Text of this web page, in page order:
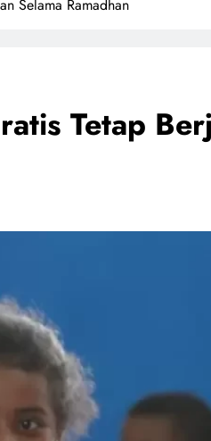
Selama Ramadhan
Tetap